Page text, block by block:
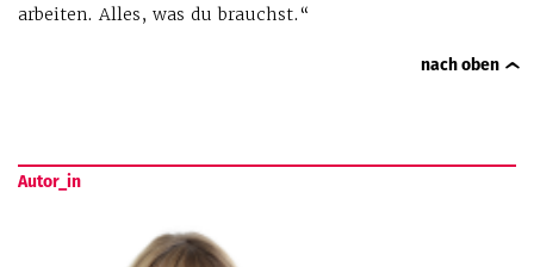
arbeiten. Alles, was du brauchst.“
nach oben
Autor_in